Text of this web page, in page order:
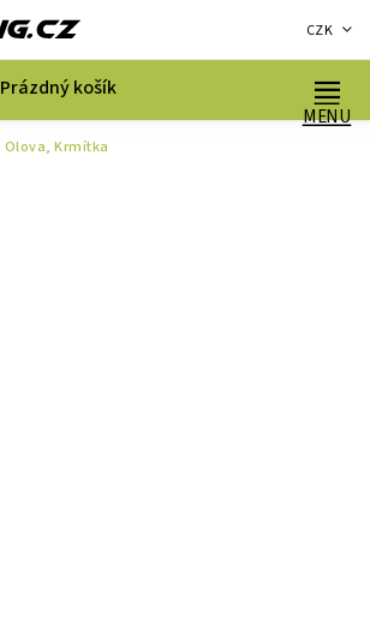
CZK
Prázdný košík
Olova, Krmítka